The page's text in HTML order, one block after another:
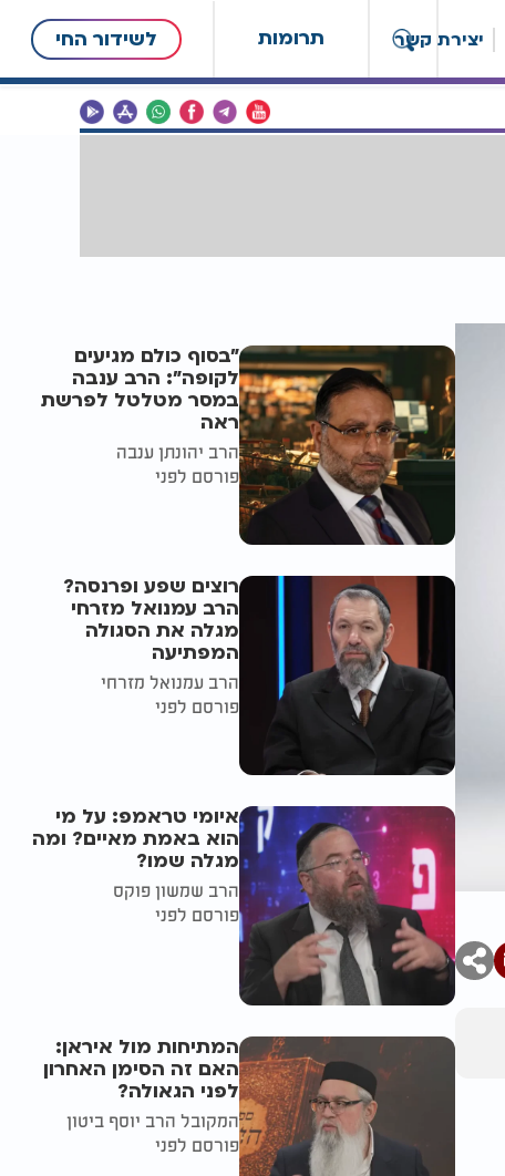
תרומות לשידור החי יצירת קשר
"בסוף כולם מגיעים
לקופה": הרב ענבה
במסר מטלטל לפרשת
ראה
הרב יהונתן ענבה
פורסם לפני
רוצים שפע ופרנסה?
הרב עמנואל מזרחי
מגלה את הסגולה
המפתיעה
הרב עמנואל מזרחי
פורסם לפני
איומי טראמפ: על מי
הוא באמת מאיים? ומה
מגלה שמו?
הרב שמשון פוקס
פורסם לפני
המתיחות מול איראן:
האם זה הסימן האחרון
לפני הגאולה?
המקובל הרב יוסף ביטון
פורסם לפני